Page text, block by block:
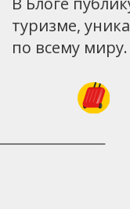
туризме,
по всему миру.